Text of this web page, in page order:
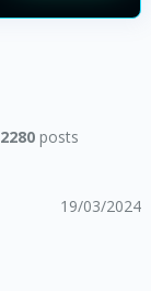
2280 posts
19/03/2024